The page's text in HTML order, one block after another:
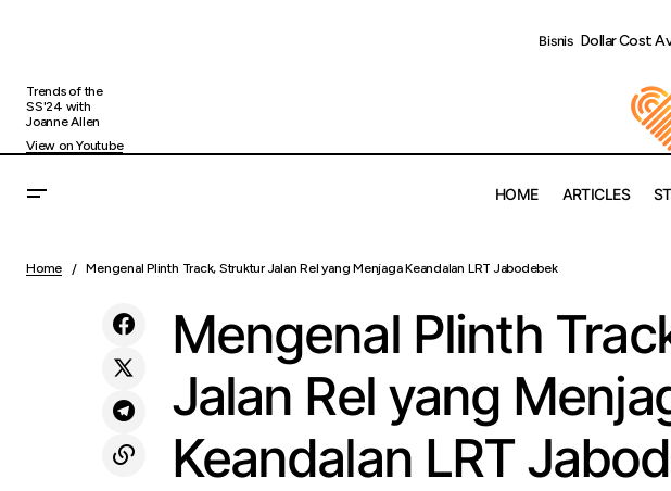
Bisnis Dollar Cost
Trends of the
SS'24 with
Joanne Allen
View on Youtube
HOME ARTICLES
Premium, BRI Finance Tawarkan Bunga
Bisnis Mengenal Plinth Track,
Home Mengenal Plinth Track, Struktur Jalan Rel yang Menjaga Keandalan LRT Jabodebek
Mengenal Plinth
Jalan Rel yang
Keandalan LRT